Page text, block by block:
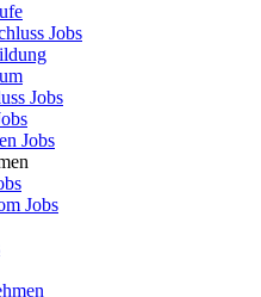
Jobs
Jobs
Jobs
Jobs